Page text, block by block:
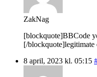
ZakNag
[blockquote]BBCode
[/
8 april, 2023 kl. 05:15